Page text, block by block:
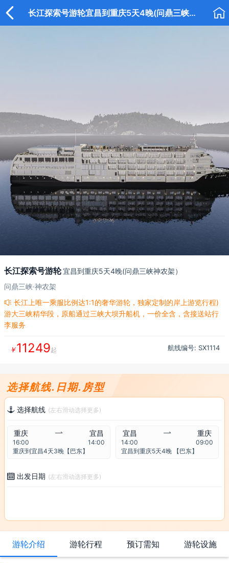
 长江探索号游轮宜昌到重庆5天4晚(问鼎三峡神农架） 
长江探索号游轮宜昌到重庆5天4晚(问鼎三峡神农架）
问鼎三峡·神农架
 长江上唯一乘服比例达1:1的奢华游轮，独家定制的岸上游览行程)
游大三峡精华段，原船通过三峡大坝升船机，一价全含，含接送站行
李服务
￥11249起 航线编号: SX1114
选择航线.日期.房型
 选择航线 (左右滑动选择更多)
重庆
16:00
 宜昌
14:00
重庆到宜昌4天3晚【巴东】
宜昌
14:00
 重庆
09:00
宜昌到重庆5天4晚 【巴东】
 出发日期 (左右滑动选择更多)
游轮介绍 游轮行程 预订需知 游轮设施